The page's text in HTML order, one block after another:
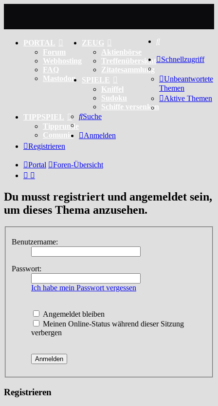
PORTAL
Forum
Webhosting
FAQ
Mastodon
ZEUG
Aktienbörse
Treffenübersicht
Zitatesammlung
SPIELE
Kniffel
Sudoku
Schiffe versenken
TIPPSPIEL
Tipprunde
Comunio
Schnellzugriff
Unbeantwortete
Themen
Aktive Themen
Suche
Anmelden
Registrieren
Portal Foren-Übersicht
Du musst registriert und angemeldet sein,
um dieses Thema anzusehen.
Benutzername:
Passwort:
Ich habe mein Passwort vergessen
Angemeldet bleiben
Meinen Online-Status während dieser Sitzung
verbergen
Registrieren